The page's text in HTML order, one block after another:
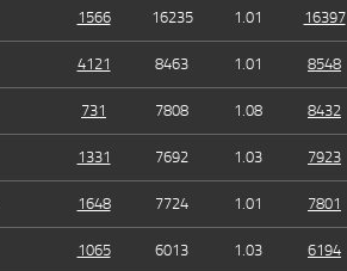
1566 16235 1.01 16397
4121 8463 1.01 8548
731 7808 1.08 8432
1331 7692 1.03 7923
1648 7724 1.01 7801
1065 6013 1.03 6194